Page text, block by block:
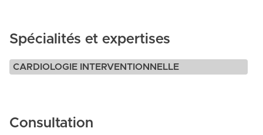
Spécialités et expertises
CARDIOLOGIE INTERVENTIONNELLE
Consultation